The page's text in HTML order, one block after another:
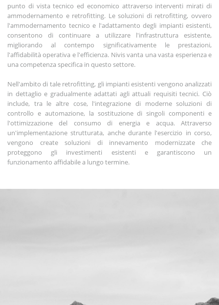
punto di vista tecnico ed economico attraverso interventi mirati di
ammodernamento e retrofitting. Le soluzioni di retrofitting, ovvero
l'ammodernamento tecnico e l'adattamento degli impianti esistenti,
consentono di continuare a utilizzare l'infrastruttura esistente,
migliorando al contempo significativamente le prestazioni,
l'affidabilità operativa e l'efficienza. Nivis vanta una vasta esperienza e
una competenza specifica in questo settore.
Nell'ambito di tale retrofitting, gli impianti esistenti vengono analizzati
in dettaglio e gradualmente adattati agli attuali requisiti tecnici. Ciò
include, tra le altre cose, l'integrazione di moderne soluzioni di
controllo e automazione, la sostituzione di singoli componenti e
l'ottimizzazione del consumo di energia e acqua. Attraverso
un'implementazione strutturata, anche durante l'esercizio in corso,
vengono create soluzioni di innevamento modernizzate che
proteggono gli investimenti esistenti e garantiscono un
funzionamento affidabile a lungo termine.